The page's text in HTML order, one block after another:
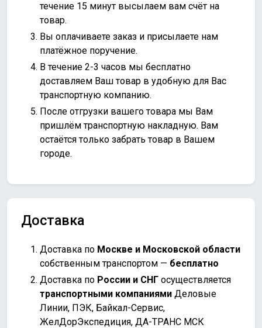
течение 15 минут высылаем вам счёт на
товар.
Вы оплачиваете заказ и присылаете нам
платёжное поручение.
В течение 2-3 часов мы бесплатно
доставляем Ваш товар в удобную для Вас
транспортную компанию.
После отгрузки вашего товара мы Вам
пришлём транспортную накладную. Вам
остаётся только забрать товар в Вашем
городе.
Доставка
Доставка по Москве и Московской области
собственным транспортом — бесплатно
Доставка по России и СНГ осуществляется
транспортными компаниями Деловые
Линии, ПЭК, Байкал-Сервис,
ЖелДорЭкспедиция, ДА-ТРАНС МСК